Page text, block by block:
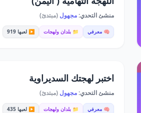
منشئ التحدي:مجهول(مبتدئ)
🧠 معرفي 📁 بلدان ولهجات ▶️ لعبها 919
اختبر لهجتك السديراوية
منشئ التحدي:مجهول(مبتدئ)
🧠 معرفي 📁 بلدان ولهجات ▶️ لعبها 435